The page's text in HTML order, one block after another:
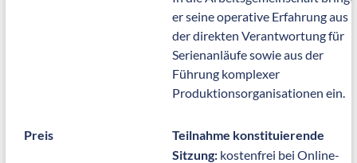
er seine operative Erfahrung aus
der direkten Verantwortung für
Serienanläufe sowie aus der
Führung komplexer
Produktionsorganisationen ein.
Preis
Teilnahme konstituierende
Sitzung:kostenfrei bei Online-